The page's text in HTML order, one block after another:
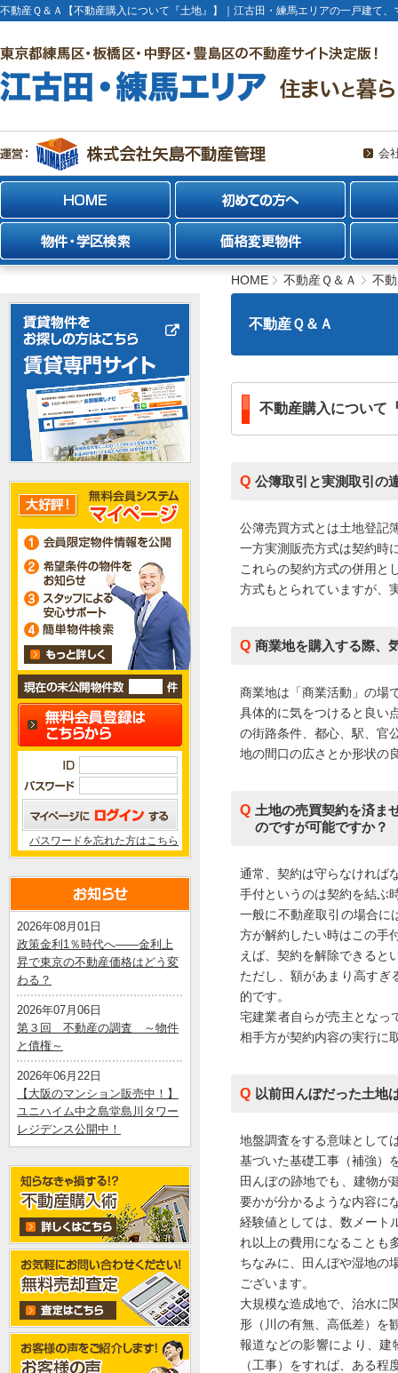
不動産Ｑ＆Ａ【不動産購入について『土地』】｜江古田・練馬エリアの一戸建て
会
HOME 不動産Ｑ＆Ａ 不
不動産Ｑ＆Ａ
不動産購入について
公簿取引と実測取引の
公簿売買方式とは土地登記
一方実測販売方式は契約時
これらの契約方式の併用と
方式もとられていますが、
商業地を購入する際、
商業地は「商業活動」の場
具体的に気をつけると良い
の街路条件、都心、駅、官
地の間口の広さとか形状の
土地の売買契約を済ま
のですが可能ですか？
通常、契約は守らなければ
手付というのは契約を結ぶ
一般に不動産取引の場合に
方が解約したい時はこの手
えば、契約を解除できると
ただし、額があまり高すぎ
的です。
宅建業者自らが売主となっ
相手方が契約内容の実行に
以前田んぼだった土地
地盤調査をする意味として
基づいた基礎工事（補強）
田んぼの跡地でも、建物
要かが分かるような内容に
経験値としては、数メート
れ以上の費用になることも
ちなみに、田んぼや湿地の
ございます。
大規模な造成地で、治水に
形（川の有無、高低差）を
報道などの影響により、建
（工事）をすれば、ある
パスワードを忘れた方はこちら
2026年08月01日
政策金利1％時代へ――金利上
昇で東京の不動産価格はどう変
わる？
2026年07月06日
第３回 不動産の調査 ～物件
と債権～
2026年06月22日
【大阪のマンション販売中！】
ユニハイム中之島堂島川タワー
レジデンス公開中！
日銀利上げでどうなる？住宅ロ
ーンで「やってはいけない」選
び方7選
2026年06月13日
東京の不動産会社が、なぜアメ
リカの賃貸住宅を取得するのか